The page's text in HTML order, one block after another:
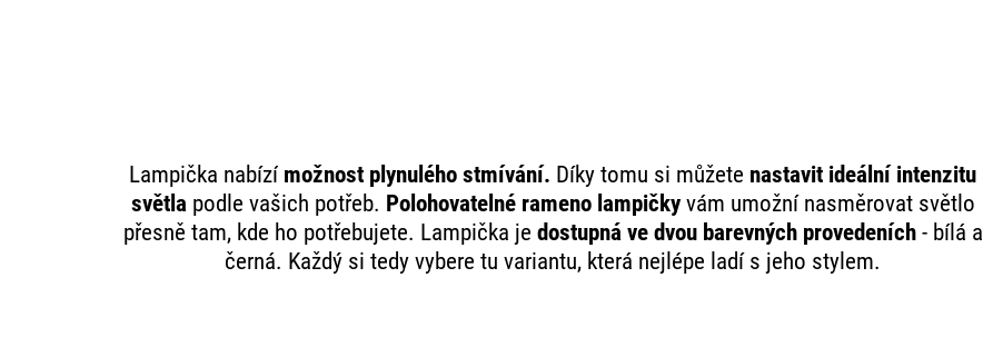
Lampička nabízí možnost plynulého stmívání. Díky tomu si můžete nastavit ideální intenzitu
světla podle vašich potřeb. Polohovatelné rameno lampičky vám umožní nasměrovat světlo
přesně tam, kde ho potřebujete. Lampička je dostupná ve dvou barevných provedeních- bílá a
černá. Každý si tedy vybere tu variantu, která nejlépe ladí s jeho stylem.